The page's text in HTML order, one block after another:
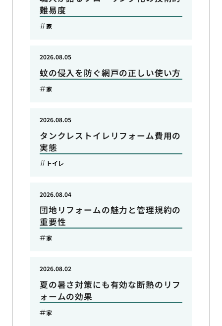
難易度
家
蚊の侵入を防ぐ網戸の正しい使い方
2026.08.05
家
タンクレストイレリフォーム費用の
実態
2026.08.05
トイレ
団地リフォームの魅力と管理規約の
重要性
2026.08.04
家
夏の暑さ対策にも有効な断熱のリフ
ォームの効果
2026.08.02
家